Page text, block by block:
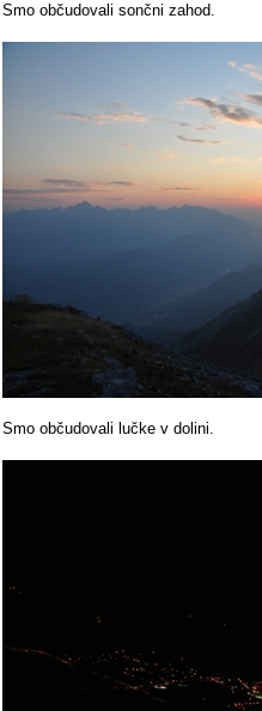
Smo občudovali sončni zahod.
Smo občudovali lučke v dolini.